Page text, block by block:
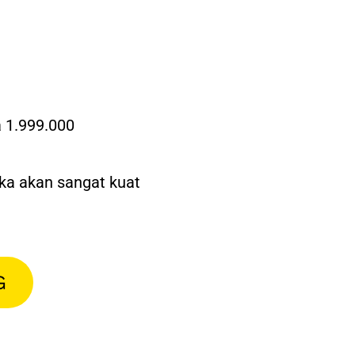
berkompeten di bidangnya. -Antonius
pengetahuan baru